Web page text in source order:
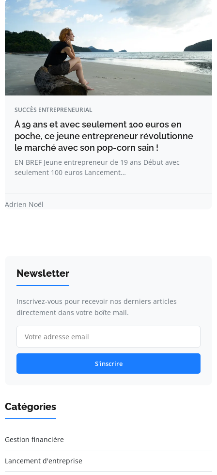
SUCCÈS ENTREPRENEURIAL
À 19 ans et avec seulement 100 euros en
poche, ce jeune entrepreneur révolutionne
le marché avec son pop-corn sain !
EN BREF Jeune entrepreneur de 19 ans Début avec
seulement 100 euros Lancement…
Adrien Noël
Newsletter
Inscrivez-vous pour recevoir nos derniers articles
directement dans votre boîte mail.
S'inscrire
Catégories
Gestion financière
Lancement d'entreprise